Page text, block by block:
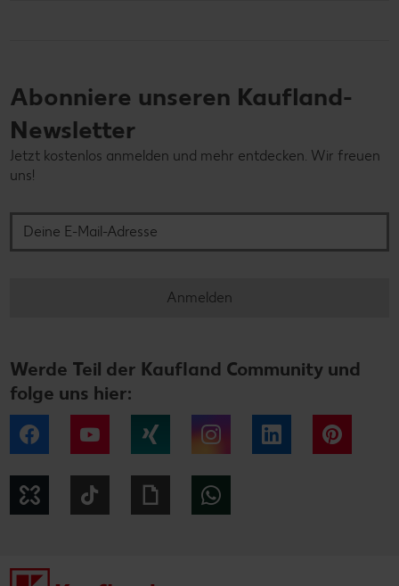
Abonniere unseren Kaufland-
Newsletter
Jetzt kostenlos anmelden und mehr entdecken. Wir freuen
uns!
Anmelden
Werde Teil der Kaufland Community und
folge uns hier:
Facebook YouTube Xing Instagram LinkedIn
Kununu Giphy